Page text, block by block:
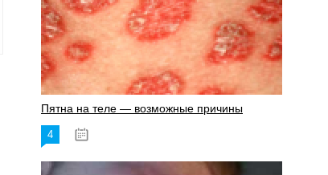
Пятна на теле — возможные причины
4